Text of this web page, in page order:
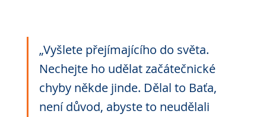
„Vyšlete přejímajícího do světa.
Nechejte ho udělat začátečnické
chyby někde jinde. Dělal to Baťa,
není důvod, abyste to neudělali